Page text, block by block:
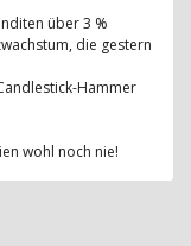
über 3 %
die gestern
Hammer
wohl noch nie!